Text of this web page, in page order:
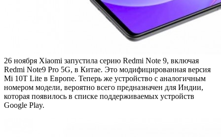
26 ноября Xiaomi запустила серию Redmi Note 9, включая
Redmi Note9 Pro 5G, в Китае. Это модифицированная версия
Mi 10T Lite в Европе. Теперь же устройство с аналогичным
номером модели, вероятно всего предназначен для Индии,
которая появилось в списке поддерживаемых устройств
Google Play.